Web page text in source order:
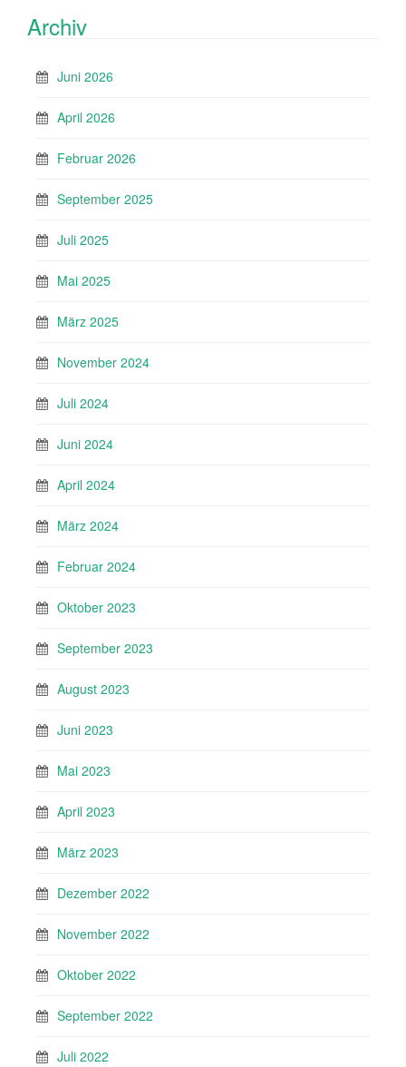
Archiv
Juni 2026
April 2026
Februar 2026
September 2025
Juli 2025
Mai 2025
März 2025
November 2024
Juli 2024
Juni 2024
April 2024
März 2024
Februar 2024
Oktober 2023
September 2023
August 2023
Juni 2023
Mai 2023
April 2023
März 2023
Dezember 2022
November 2022
Oktober 2022
September 2022
Juli 2022